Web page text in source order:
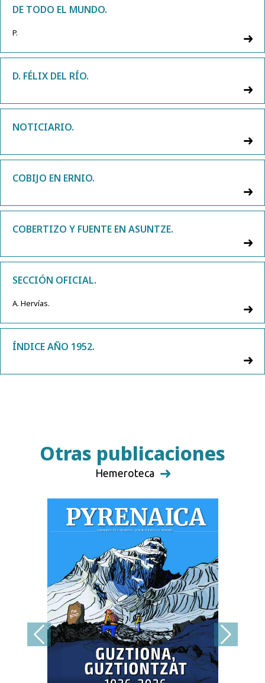
DE TODO EL MUNDO.
P.
D. FÉLIX DEL RÍO.
NOTICIARIO.
COBIJO EN ERNIO.
COBERTIZO Y FUENTE EN ASUNTZE.
SECCIÓN OFICIAL.
A. Hervías.
ÍNDICE AÑO 1952.
Otras publicaciones
Hemeroteca